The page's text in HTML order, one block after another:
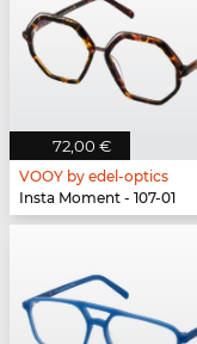
72,00 €
VOOY by edel-optics
Insta Moment - 107-01